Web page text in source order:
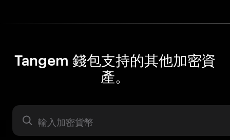
Tangem 錢包支持的其他加密資
產。
資產